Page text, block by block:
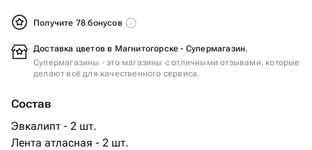
Получите 78 бонусов
Доставка цветов в Магнитогорске - Супермагазин.
Супермагазины - это магазины с отличными отзывами, которые
делают всё для качественного сервиса.
Состав
Эвкалипт - 2 шт.
Лента атласная - 2 шт.